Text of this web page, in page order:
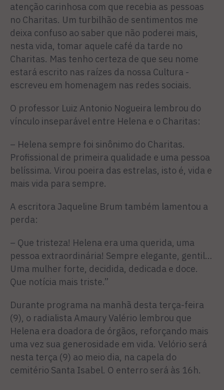
atenção carinhosa com que recebia as pessoas
no Charitas. Um turbilhão de sentimentos me
deixa confuso ao saber que não poderei mais,
nesta vida, tomar aquele café da tarde no
Charitas. Mas tenho certeza de que seu nome
estará escrito nas raízes da nossa Cultura -
escreveu em homenagem nas redes sociais.
O professor Luiz Antonio Nogueira lembrou do
vínculo inseparável entre Helena e o Charitas:
– Helena sempre foi sinônimo do Charitas.
Profissional de primeira qualidade e uma pessoa
belíssima. Virou poeira das estrelas, isto é, vida e
mais vida para sempre.
A escritora Jaqueline Brum também lamentou a
perda:
– Que tristeza! Helena era uma querida, uma
pessoa extraordinária! Sempre elegante, gentil…
Uma mulher forte, decidida, dedicada e doce.
Que notícia mais triste.”
Durante programa na manhã desta terça-feira
(9), o radialista Amaury Valério lembrou que
Helena era doadora de órgãos, reforçando mais
uma vez sua generosidade em vida. Velório será
nesta terça (9) ao meio dia, na capela do
cemitério Santa Isabel. O enterro será às 16h.